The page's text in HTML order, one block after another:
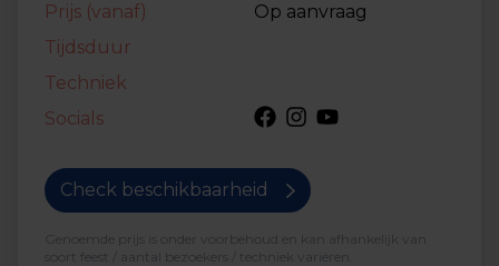
Prijs (vanaf)
Op aanvraag
Tijdsduur
Techniek
Socials
Check beschikbaarheid
Genoemde prijs is onder voorbehoud en kan afhankelijk van
soort feest / aantal bezoekers / techniek variëren.